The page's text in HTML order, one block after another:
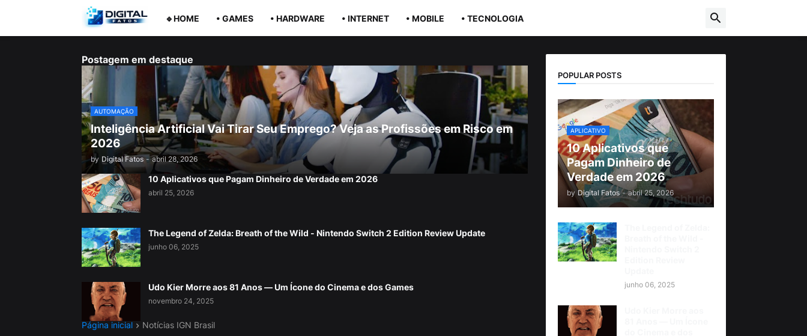
🔹HOME • GAMES • HARDWARE • INTERNET • MOBILE • TECNOLOGIA
Postagem em destaque
AUTOMAÇÃO
Inteligência Artificial Vai Tirar Seu Emprego? Veja as Profissões em Risco em
2026
by Digital Fatos - abril 28, 2026
10 Aplicativos que Pagam Dinheiro de Verdade em 2026
abril 25, 2026
The Legend of Zelda: Breath of the Wild - Nintendo Switch 2 Edition Review Update
junho 06, 2025
Udo Kier Morre aos 81 Anos — Um Ícone do Cinema e dos Games
novembro 24, 2025
Página inicial Notícias IGN Brasil
POPULAR POSTS
APLICATIVO
10 Aplicativos que
Pagam Dinheiro de
Verdade em 2026
by Digital Fatos - abril 25, 2026
junho 06, 2025